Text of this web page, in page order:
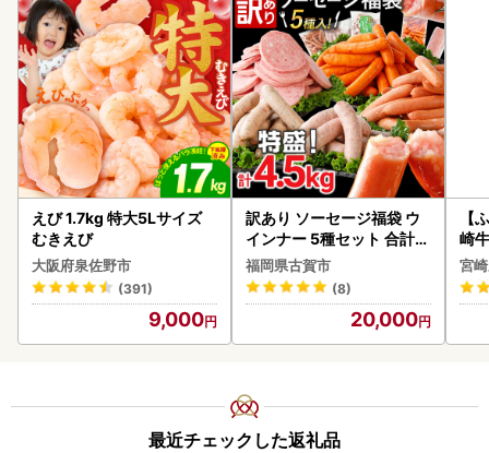
えび 1.7kg 特大5Lサイズ
むきえび
大阪府泉佐野市
(391)
9,000
訳あり ソーセージ福袋 ウ
インナー 5種セット 合計4.
5kg ソーセージ
福岡県古賀市
(8)
20,000
【
崎
-VO
宮
最近チェックした返礼品